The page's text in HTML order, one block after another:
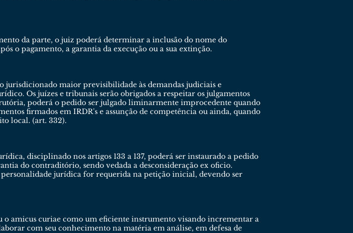
da parte, o juiz poderá determinar a inclusão do nome do
o pagamento, a garantia da execução ou a sua extinção.
jurisdicionado maior previsibilidade às demandas judiciais e
Os juízes e tribunais serão obrigados a respeitar os julgamentos
poderá o pedido ser julgado liminarmente improcedente quando
firmados em IRDR's e assunção de competência ou ainda, quando
local. (art. 332).
disciplinado nos artigos 133 a 137, poderá ser instaurado a pedido
do contraditório, sendo vedada a desconsideração ex oficio.
personalidade jurídica for requerida na petição inicial, devendo ser
amicus curiae como um eficiente instrumento visando incrementar a
com seu conhecimento na matéria em análise, em defesa de